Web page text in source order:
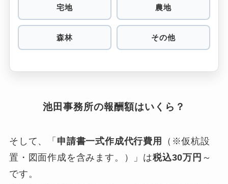
宅地 農地
森林 その他
池田事務所の報酬額はいくら？
そして、「 申請書一式作成代行費用
（※仮杭設
置・図面作成を含みます。）」は税込30万円 ～
です。